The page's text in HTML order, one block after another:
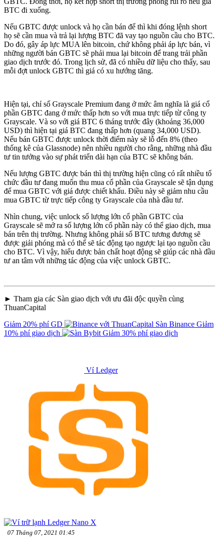
BTC đi xuống.
Nếu GBTC được unlock và họ cần bán để thì khi đóng lệnh short
họ sẽ cần mua và trả lại lượng BTC đã vay tạo nguồn cầu cho BTC.
Do đó, gây áp lực MUA lên bitcoin, chứ không phải áp lực bán, vì
những người bán GBTC sẽ phải mua lại bitcoin để trang trải phần
giao dịch trước đó. Trong lịch sử, đã có nhiều dữ liệu cho thấy, sau
mỗi đợt unlock GBTC thì giá có xu hướng tăng.
Hiện tại, chỉ số Grayscale Premium đang ở mức âm nghĩa là giá cổ
phần GBTC đang ở mức thấp hơn so với mua trực tiếp từ công ty
Grayscale. Và so với giá BTC 6 tháng trước đây (khoảng 36,000
USD) thì hiện tại giá BTC đang thấp hơn (quang 34,000 USD).
Nếu bán GBTC được unlock thời điểm này sẽ lỗ đến 8% (theo
thống kê của Glassnode) nên nhiều người cho rằng, những nhà đầu
tư tin tưởng vào sự phát triển dài hạn của BTC sẽ không bán.
Nếu lượng GBTC được bán thì thị trường hiện cũng có rất nhiều tổ
chức đầu tư đang muốn thu mua cổ phần của Grayscale sẽ tận dụng
để mua GBTC với giá được chiết khấu. Điều này sẽ giảm nhu cầu
mua GBTC từ trực tiếp công ty Grayscale của nhà đầu tư.
Nhìn chung, việc unlock số lượng lớn cổ phần GBTC của
Grayscale sẽ mở ra số lượng lớn cổ phần này có thể giao dịch, mua
bán trên thị trường. Nhưng không phải số BTC tương đương sẽ
được giải phóng mà có thể sẽ tác động tạo ngược lại tạo nguồn cầu
cho BTC. Vì vậy, hiểu được bản chất hoạt động sẽ giúp các nhà đầu
tư an tâm với những tác động của việc unlock GBTC.
► Tham gia các Sàn giao dịch với ưu đãi độc quyền cùng
ThuanCapital
Giảm 20% phí GD
Sàn Binance Giảm
10% phí giao dịch
Giảm 30% phí giao dịch
Ví Ledger
07 Tháng 07, 2021 01:45